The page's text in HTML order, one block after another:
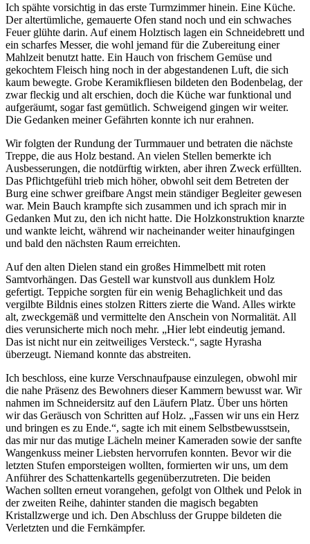
Ich spähte vorsichtig in das erste Turmzimmer hinein. Eine Küche.
Der altertümliche, gemauerte Ofen stand noch und ein schwaches
Feuer glühte darin. Auf einem Holztisch lagen ein Schneidebrett und
ein scharfes Messer, die wohl jemand für die Zubereitung einer
Mahlzeit benutzt hatte. Ein Hauch von frischem Gemüse und
gekochtem Fleisch hing noch in der abgestandenen Luft, die sich
kaum bewegte. Grobe Keramikfliesen bildeten den Bodenbelag, der
zwar fleckig und alt erschien, doch die Küche war funktional und
aufgeräumt, sogar fast gemütlich. Schweigend gingen wir weiter.
Die Gedanken meiner Gefährten konnte ich nur erahnen.
Wir folgten der Rundung der Turmmauer und betraten die nächste
Treppe, die aus Holz bestand. An vielen Stellen bemerkte ich
Ausbesserungen, die notdürftig wirkten, aber ihren Zweck erfüllten.
Das Pflichtgefühl trieb mich höher, obwohl seit dem Betreten der
Burg eine schwer greifbare Angst mein ständiger Begleiter gewesen
war. Mein Bauch krampfte sich zusammen und ich sprach mir in
Gedanken Mut zu, den ich nicht hatte. Die Holzkonstruktion knarzte
und wankte leicht, während wir nacheinander weiter hinaufgingen
und bald den nächsten Raum erreichten.
Auf den alten Dielen stand ein großes Himmelbett mit roten
Samtvorhängen. Das Gestell war kunstvoll aus dunklem Holz
gefertigt. Teppiche sorgten für ein wenig Behaglichkeit und das
vergilbte Bildnis eines stolzen Ritters zierte die Wand. Alles wirkte
alt, zweckgemäß und vermittelte den Anschein von Normalität. All
dies verunsicherte mich noch mehr. „Hier lebt eindeutig jemand.
Das ist nicht nur ein zeitweiliges Versteck.“, sagte Hyrasha
überzeugt. Niemand konnte das abstreiten.
Ich beschloss, eine kurze Verschnaufpause einzulegen, obwohl mir
die nahe Präsenz des Bewohners dieser Kammern bewusst war. Wir
nahmen im Schneidersitz auf den Läufern Platz. Über uns hörten
wir das Geräusch von Schritten auf Holz. „Fassen wir uns ein Herz
und bringen es zu Ende.“, sagte ich mit einem Selbstbewusstsein,
das mir nur das mutige Lächeln meiner Kameraden sowie der sanfte
Wangenkuss meiner Liebsten hervorrufen konnten. Bevor wir die
letzten Stufen emporsteigen wollten, formierten wir uns, um dem
Anführer des Schattenkartells gegenüberzutreten. Die beiden
Wachen sollten erneut vorangehen, gefolgt von Olthek und Pelok in
der zweiten Reihe, dahinter standen die magisch begabten
Kristallzwerge und ich. Den Abschluss der Gruppe bildeten die
Verletzten und die Fernkämpfer.